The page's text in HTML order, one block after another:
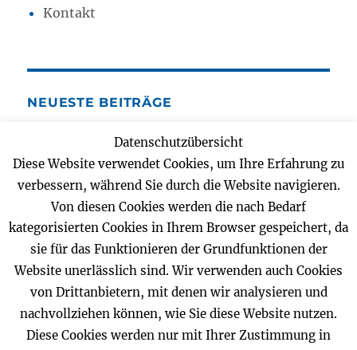
Kontakt
NEUESTE BEITRÄGE
E-Mobilität
17. September 2025
Wir suchen Elektrotechniker oder
Elekroinstallateur M / W / D
29. Mai 2022
Gartenteich Beleuchtung
20. Juni 2021
LED Beleuchtung
31. Oktober 2020
Datenschutzübersicht
Diese Website verwendet Cookies, um Ihre Erfahrung zu
verbessern, während Sie durch die Website navigieren.
Von diesen Cookies werden die nach Bedarf
kategorisierten Cookies in Ihrem Browser gespeichert, da
sie für das Funktionieren der Grundfunktionen der
Website unerlässlich sind. Wir verwenden auch Cookies
von Drittanbietern, mit denen wir analysieren und
nachvollziehen können, wie Sie diese Website nutzen.
Diese Cookies werden nur mit Ihrer Zustimmung in